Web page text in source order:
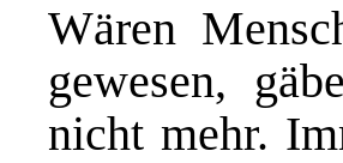
Wären
gewesen,
nicht mehr.